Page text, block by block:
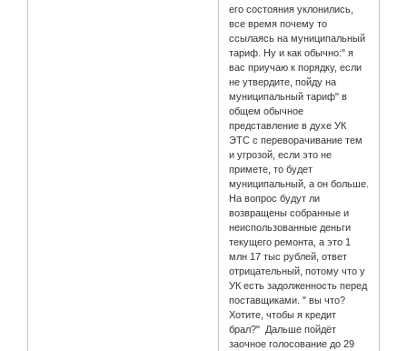
его состояния уклонились,
все время почему то
ссылаясь на муниципальный
тариф. Ну и как обычно:" я
вас приучаю к порядку, если
не утвердите, пойду на
муниципальный тариф" в
общем обычное
представление в духе УК
ЭТС с переворачивание тем
и угрозой, если это не
примете, то будет
муниципальный, а он больше.
На вопрос будут ли
возвращены собранные и
неиспользованные деньги
текущего ремонта, а это 1
млн 17 тыс рублей, ответ
отрицательный, потому что у
УК есть задолженность перед
поставщиками. " вы что?
Хотите, чтобы я кредит
брал?" Дальше пойдёт
заочное голосование до 29